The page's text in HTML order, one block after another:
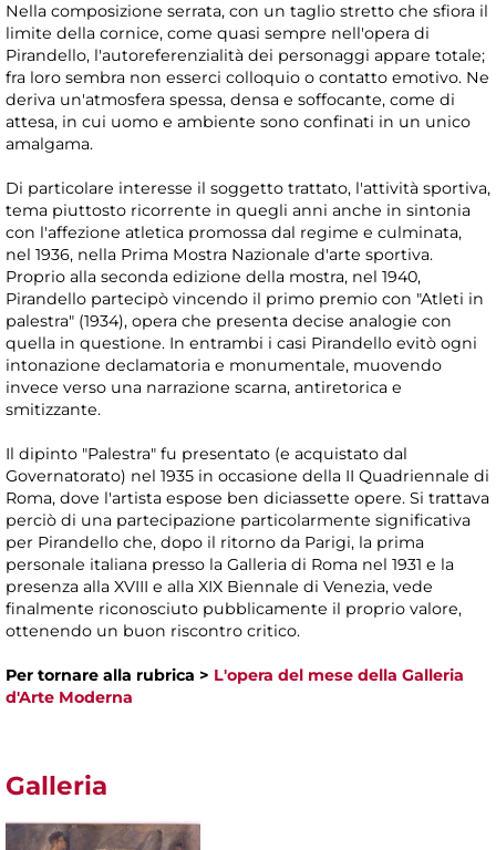
Nella composizione serrata, con un taglio stretto che sfiora il
limite della cornice, come quasi sempre nell'opera di
Pirandello, l'autoreferenzialità dei personaggi appare totale;
fra loro sembra non esserci colloquio o contatto emotivo. Ne
deriva un'atmosfera spessa, densa e soffocante, come di
attesa, in cui uomo e ambiente sono confinati in un unico
amalgama.
Di particolare interesse il soggetto trattato, l'attività sportiva,
tema piuttosto ricorrente in quegli anni anche in sintonia
con l'affezione atletica promossa dal regime e culminata,
nel 1936, nella Prima Mostra Nazionale d'arte sportiva.
Proprio alla seconda edizione della mostra, nel 1940,
Pirandello partecipò vincendo il primo premio con "Atleti in
palestra" (1934), opera che presenta decise analogie con
quella in questione. In entrambi i casi Pirandello evitò ogni
intonazione declamatoria e monumentale, muovendo
invece verso una narrazione scarna, antiretorica e
smitizzante.
Il dipinto "Palestra" fu presentato (e acquistato dal
Governatorato) nel 1935 in occasione della II Quadriennale di
Roma, dove l'artista espose ben diciassette opere. Si trattava
perciò di una partecipazione particolarmente significativa
per Pirandello che, dopo il ritorno da Parigi, la prima
personale italiana presso la Galleria di Roma nel 1931 e la
presenza alla XVIII e alla XIX Biennale di Venezia, vede
finalmente riconosciuto pubblicamente il proprio valore,
ottenendo un buon riscontro critico.
Per tornare alla rubrica > L'opera del mese della Galleria
d'Arte Moderna
Galleria